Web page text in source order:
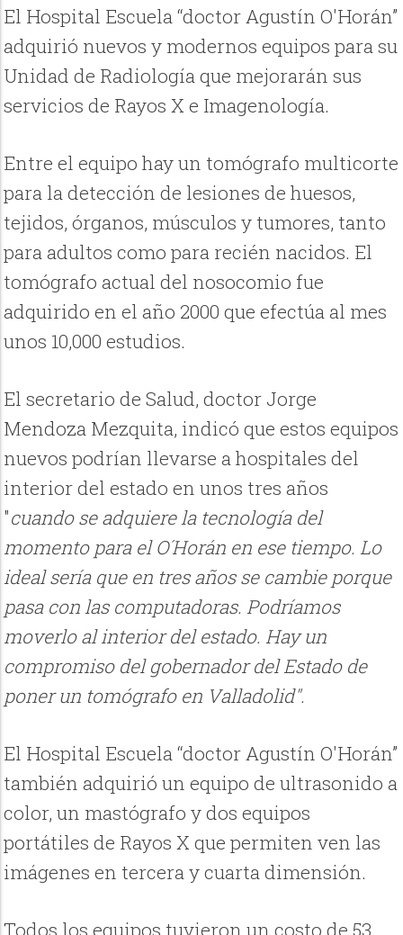
El Hospital Escuela “doctor Agustín O'Horán”
adquirió nuevos y modernos equipos para su
Unidad de Radiología que mejorarán sus
servicios de Rayos X e Imagenología.
Entre el equipo hay un tomógrafo multicorte
para la detección de lesiones de huesos,
tejidos, órganos, músculos y tumores, tanto
para adultos como para recién nacidos. El
tomógrafo actual del nosocomio fue
adquirido en el año 2000 que efectúa al mes
unos 10,000 estudios.
El secretario de Salud, doctor Jorge
Mendoza Mezquita, indicó que estos equipos
nuevos podrían llevarse a hospitales del
interior del estado en unos tres años
"cuando se adquiere la tecnología del
momento para el O´Horán en ese tiempo. Lo
ideal sería que en tres años se cambie porque
pasa con las computadoras. Podríamos
moverlo al interior del estado. Hay un
compromiso del gobernador del Estado de
poner un tomógrafo en Valladolid".
El Hospital Escuela “doctor Agustín O'Horán”
también adquirió un equipo de ultrasonido a
color, un mastógrafo y dos equipos
portátiles de Rayos X que permiten ven las
imágenes en tercera y cuarta dimensión.